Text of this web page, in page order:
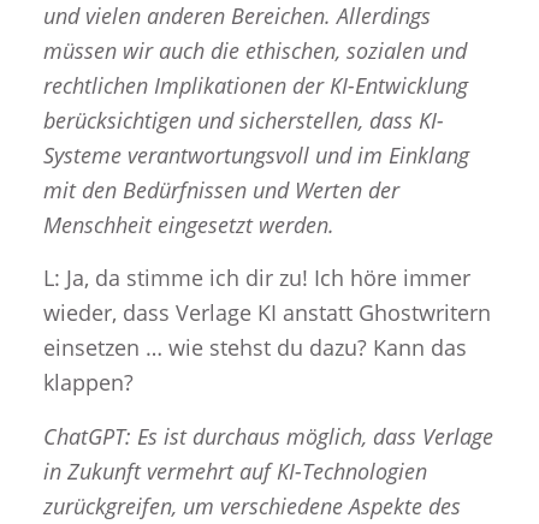
und vielen anderen Bereichen. Allerdings
müssen wir auch die ethischen, sozialen und
rechtlichen Implikationen der KI-Entwicklung
berücksichtigen und sicherstellen, dass KI-
Systeme verantwortungsvoll und im Einklang
mit den Bedürfnissen und Werten der
Menschheit eingesetzt werden.
L: Ja, da stimme ich dir zu! Ich höre immer
wieder, dass Verlage KI anstatt Ghostwritern
einsetzen … wie stehst du dazu? Kann das
klappen?
ChatGPT: Es ist durchaus möglich, dass Verlage
in Zukunft vermehrt auf KI-Technologien
zurückgreifen, um verschiedene Aspekte des